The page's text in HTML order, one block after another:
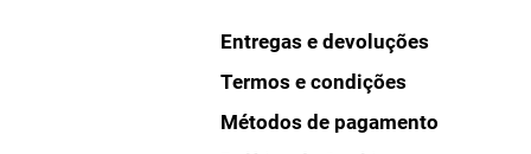
Entregas e devoluções
Termos e condições
Métodos de pagamento